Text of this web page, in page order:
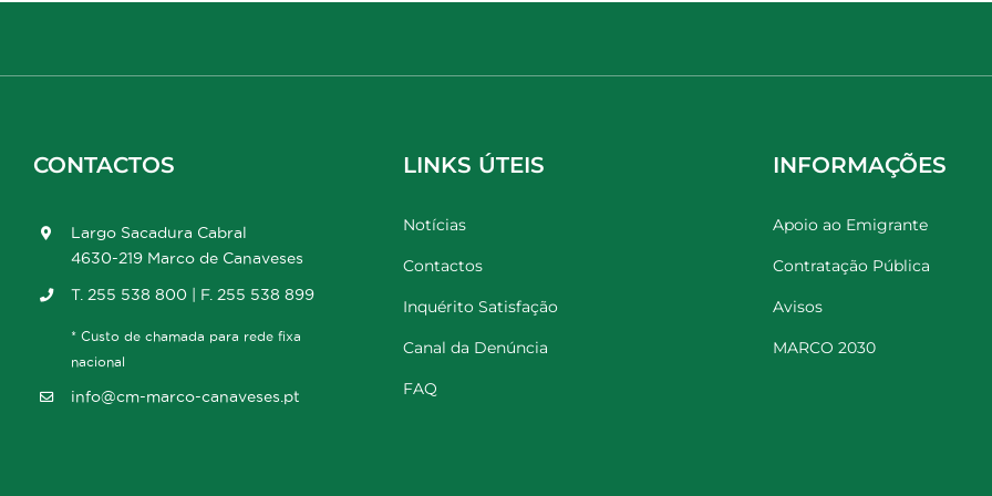
CONTACTOS
Largo Sacadura Cabral
4630-219 Marco de Canaveses
T. 255 538 800 | F. 255 538 899
* Custo de chamada para rede fixa
nacional
info@cm-marco-canaveses.pt
LINKS ÚTEIS
Notícias
Contactos
Inquérito Satisfação
Canal da Denúncia
FAQ
INFORMAÇÕES
Apoio ao Emigrante
Contratação Pública
Avisos
MARCO 2030